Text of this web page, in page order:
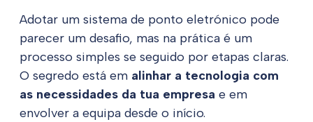
Adotar um sistema de ponto eletrónico pode
parecer um desafio, mas na prática é um
processo simples se seguido por etapas claras.
O segredo está em alinhar a tecnologia com
as necessidades da tua empresa e em
envolver a equipa desde o início.